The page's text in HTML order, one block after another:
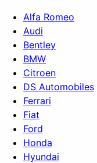
Alfa Romeo
Audi
Bentley
BMW
Citroen
DS Automobiles
Ferrari
Fiat
Ford
Honda
Hyundai